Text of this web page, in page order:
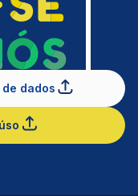
dados